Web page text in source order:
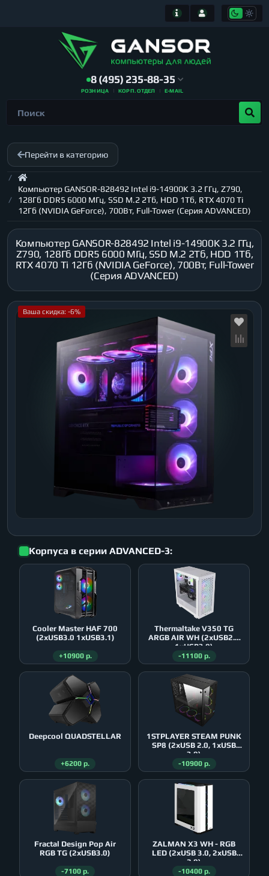
8 (495) 235-88-35
РОЗНИЦА КОРП. ОТДЕЛ E-MAIL
Перейти в категорию
Компьютер GANSOR-828492 Intel i9-14900K 3.2 ГГц, Z790,
128Гб DDR5 6000 МГц, SSD M.2 2Тб, HDD 1Тб, RTX 4070 Ti
12Гб (NVIDIA GeForce), 700Вт, Full-Tower (Серия ADVANCED)
Компьютер GANSOR-828492 Intel i9-14900K 3.2 ГГц,
Z790, 128Гб DDR5 6000 МГц, SSD M.2 2Тб, HDD 1Тб,
RTX 4070 Ti 12Гб (NVIDIA GeForce), 700Вт, Full-Tower
(Серия ADVANCED)
Ваша скидка: -6%
Корпуса в серии ADVANCED-3:
Cooler Master HAF 700
(2xUSB3.0 1xUSB3.1)
+10900 р.
Thermaltake V350 TG
ARGB AIR WH (2xUSB2.0
1xUSB3.0)
-11100 р.
Deepcool QUADSTELLAR
+6200 р.
1STPLAYER STEAM PUNK
SP8 (2xUSB 2.0, 1xUSB
3.0)
-10900 р.
Fractal Design Pop Air
RGB TG (2xUSB3.0)
-7100 р.
ZALMAN X3 WH - RGB
LED (2xUSB 3.0, 2xUSB
2.0)
-10400 р.